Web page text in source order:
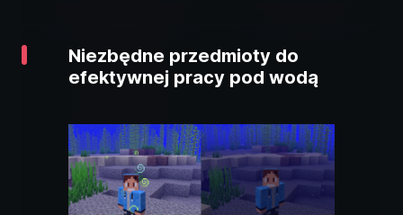
Niezbędne przedmioty do
efektywnej pracy pod wodą